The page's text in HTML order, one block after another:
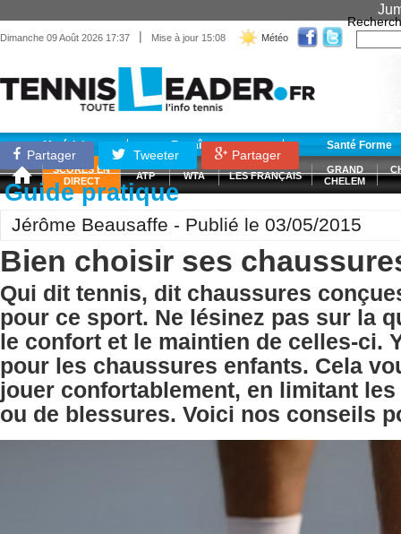
Dimanche 09 Août 2026 17:37 | Mise à jour 15:08 Météo
Matériel Entraînement Santé Forme
SCORES EN
DIRECT
ATP WTA LES FRANÇAIS
GRAND
CHELEM
Partager Tweeter Partager
Guide pratique
Jérôme Beausaffe - Publié le 03/05/2015
Bien choisir ses
Qui dit tennis, dit chaussures
pour ce sport. Ne lésinez pas sur la
le confort et le maintien de celles-ci.
pour les chaussures enfants. Cela
jouer confortablement, en limitant
ou de blessures. Voici nos conseils